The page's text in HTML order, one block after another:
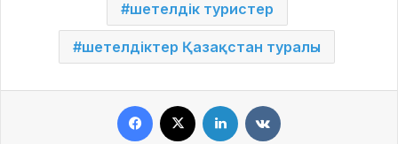
шетелдік туристер
шетелдіктер Қазақстан туралы